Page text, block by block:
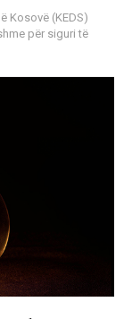
Kosovë (KEDS)
për siguri të